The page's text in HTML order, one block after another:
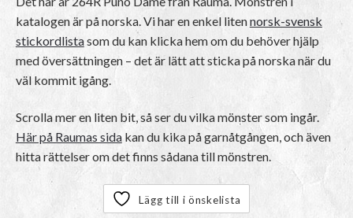
katalogen är på norska. Vi har en enkel litennorsk-svensk
stickordlistasom du kan klicka hem om du behöver hjälp
med översättningen – det är lätt att sticka på norska när du
väl kommit igång.
Scrolla mer en liten bit, så ser du vilka mönster som ingår.
Här på Raumas sidakan du kika på garnåtgången, och även
hitta rättelser om det finns sådana till mönstren.
Lägg till i önskelista